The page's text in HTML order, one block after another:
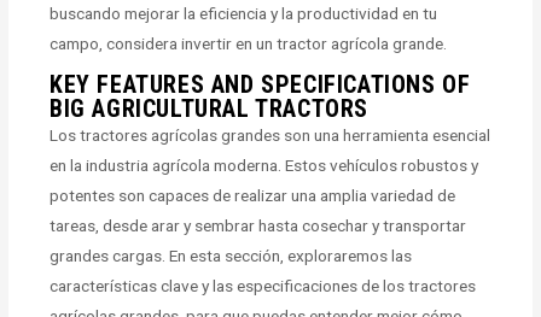
buscando mejorar la eficiencia y la productividad en tu
campo, considera invertir en un tractor agrícola grande.
KEY FEATURES AND SPECIFICATIONS OF
BIG AGRICULTURAL TRACTORS
Los tractores agrícolas grandes son una herramienta esencial
en la industria agrícola moderna. Estos vehículos robustos y
potentes son capaces de realizar una amplia variedad de
tareas, desde arar y sembrar hasta cosechar y transportar
grandes cargas. En esta sección, exploraremos las
características clave y las especificaciones de los tractores